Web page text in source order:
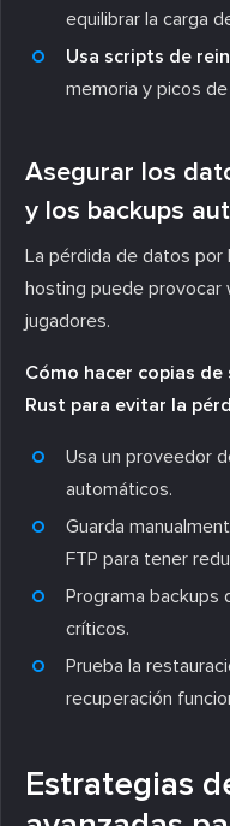
equilibrar la carga
Usa scripts de
memoria y picos de
Asegurar los
y los backups
La pérdida de datos por
hosting puede provocar
jugadores.
Cómo hacer copias
Rust para evitar la
Usa un proveedor
automáticos.
Guarda
FTP para tener
Programa backups
críticos.
Prueba la
recuperación
Estrategias